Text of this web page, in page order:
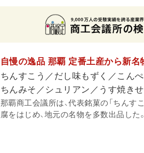
自慢の逸品 那覇 定番土産から新
ちんすこう／だし味もずく／こん
ちんみそ／シュリアン／うす焼き
那覇商工会議所は、代表銘菓の「ちんす
腐をはじめ、地元の名物を多数出品した